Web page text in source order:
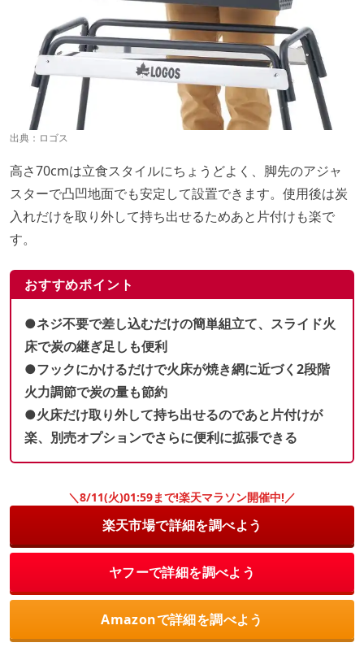
出典： ロゴス
高さ70cmは立食スタイルにちょうどよく、脚先のアジャ
スターで凸凹地面でも安定して設置できます。使用後は炭
入れだけを取り外して持ち出せるためあと片付けも楽で
す。
おすすめポイント
●ネジ不要で差し込むだけの簡単組立て、スライド火
床で炭の継ぎ足しも便利
●フックにかけるだけで火床が焼き網に近づく2段階
火力調節で炭の量も節約
●火床だけ取り外して持ち出せるのであと片付けが
楽、別売オプションでさらに便利に拡張できる
＼8/11(火)01:59まで!楽天マラソン開催中!／
楽天市場で詳細を調べよう
ヤフーで詳細を調べよう
Amazonで詳細を調べよう